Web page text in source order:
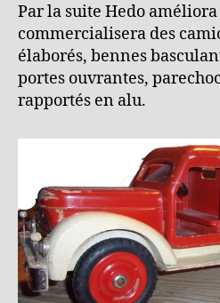
Par la suite Hedo
commercialisera des
élaborés, bennes
portes ouvrantes,
rapportés en alu.